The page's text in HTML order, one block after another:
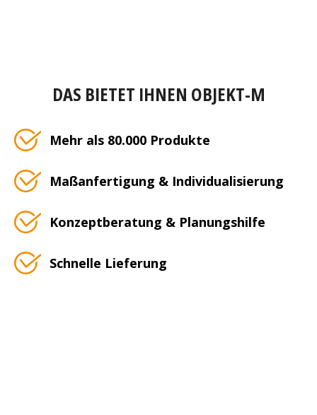
DAS BIETET IHNEN OBJEKT-M
Mehr als 80.000 Produkte
Maßanfertigung & Individualisierung
Konzeptberatung & Planungshilfe
Schnelle Lieferung